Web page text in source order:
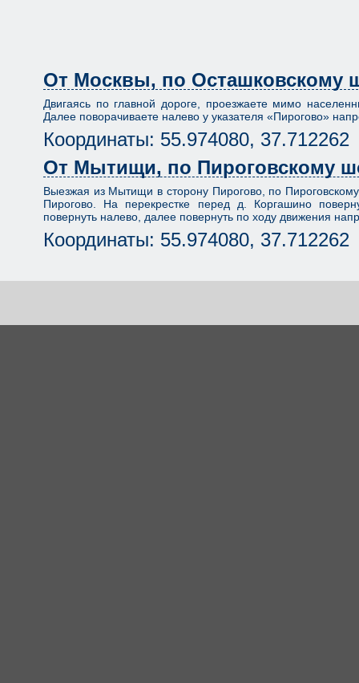
От Москвы, по Осташковскому
Двигаясь по главной дороге, проезжаете мимо
Далее поворачиваете налево у указателя «Пирогово»
Координаты: 55.974080, 37.712262
От Мытищи, по Пироговскому
Выезжая из Мытищи в сторону Пирогово, по
Пирогово. На перекрестке перед д. Коргашино
повернуть налево, далее повернуть по ходу движения
Координаты: 55.974080, 37.712262